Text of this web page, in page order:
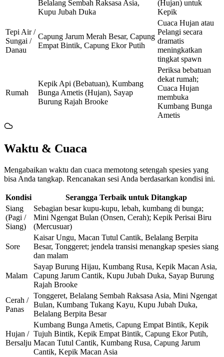
Belalang Sembah Raksasa Asia,
Kupu Jubah Duka
(Hujan) untuk
Kepik
Tepi Air /
Sungai /
Danau
Capung Jarum Merah Besar, Capung
Empat Bintik, Capung Ekor Putih
Cuaca Hujan atau
Pelangi secara
dramatis
meningkatkan
tingkat spawn
Rumah
Kepik Api (Bebatuan), Kumbang
Bunga Ametis (Hujan), Sayap
Burung Rajah Brooke
Periksa bebatuan
dekat rumah;
Cuaca Hujan
membuka
Kumbang Bunga
Ametis
Waktu & Cuaca
Mengabaikan waktu dan cuaca memotong setengah spesies yang
bisa Anda tangkap. Rencanakan sesi Anda berdasarkan kondisi ini.
Kondisi
Serangga Terbaik untuk Ditangkap
Siang
(Pagi /
Siang)
Sebagian besar kupu-kupu, lebah, kumbang di bunga;
Mini Ngengat Bulan (Onsen, Cerah); Kepik Perisai Biru
(Mercusuar)
Sore
Kaisar Ungu, Macan Tutul Cantik, Belalang Berpita
Besar, Tonggeret; jendela transisi menangkap spesies siang
dan malam
Malam
Sayap Burung Hijau, Kumbang Rusa, Kepik Macan Asia,
Capung Jarum Cantik, Kupu Jubah Duka, Sayap Burung
Rajah Brooke
Cerah /
Panas
Tonggeret, Belalang Sembah Raksasa Asia, Mini Ngengat
Bulan, Kumbang Tukang Kayu, Kupu Jubah Duka,
Belalang Berpita Besar
Hujan /
Bersalju
Kumbang Bunga Ametis, Capung Empat Bintik, Kepik
Tujuh Bintik, Kepik Empat Bintik, Capung Ekor Putih,
Macan Tutul Cantik, Kumbang Rusa, Capung Jarum
Cantik, Kepik Macan Asia